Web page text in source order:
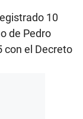
10
de Pedro
con el Decreto